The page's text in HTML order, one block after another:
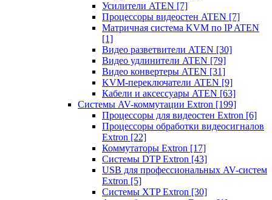
Усилители ATEN [7]
Процессоры видеостен ATEN [7]
Матричная система KVM по IP ATEN
[1]
Видео разветвители ATEN [30]
Видео удлинители ATEN [79]
Видео конвертеры ATEN [31]
KVM-переключатели ATEN [9]
Кабели и аксессуары ATEN [63]
Системы AV-коммутации Extron [199]
Процессоры для видеостен Extron [6]
Процессоры обработки видеосигналов
Extron [22]
Коммутаторы Extron [17]
Системы DTP Extron [43]
USB для профессиональных AV-систем
Extron [5]
Системы XTP Extron [30]